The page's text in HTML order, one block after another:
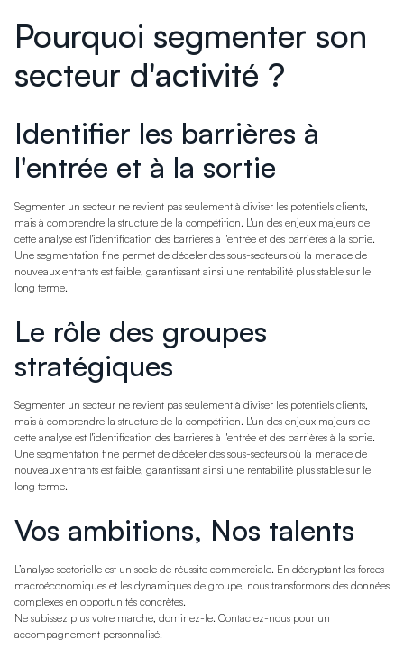
Pourquoi segmenter son
secteur d'activité ?
Identifier les barrières à
l'entrée et à la sortie
Segmenter un secteur ne revient pas seulement à diviser les potentiels clients,
mais à comprendre la structure de la compétition. L'un des enjeux majeurs de
cette analyse est l'identification des barrières à l'entrée et des barrières à la sortie.
Une segmentation fine permet de déceler des sous-secteurs où la menace de
nouveaux entrants est faible, garantissant ainsi une rentabilité plus stable sur le
long terme.
Le rôle des groupes
stratégiques
Segmenter un secteur ne revient pas seulement à diviser les potentiels clients,
mais à comprendre la structure de la compétition. L'un des enjeux majeurs de
cette analyse est l'identification des barrières à l'entrée et des barrières à la sortie.
Une segmentation fine permet de déceler des sous-secteurs où la menace de
nouveaux entrants est faible, garantissant ainsi une rentabilité plus stable sur le
long terme.
Vos ambitions, Nos talents
L’analyse sectorielle est un socle de réussite commerciale. En décryptant les forces
macroéconomiques et les dynamiques de groupe, nous transformons des données
complexes en opportunités concrètes.
Ne subissez plus votre marché, dominez-le. Contactez-nous pour un
accompagnement personnalisé.